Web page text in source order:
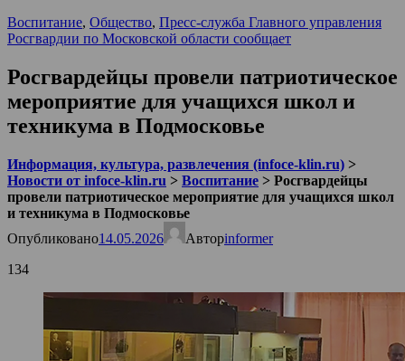
Воспитание, Общество, Пресс-служба Главного управления
Росгвардии по Московской области сообщает
Росгвардейцы провели патриотическое
мероприятие для учащихся школ и
техникума в Подмосковье
Информация, культура, развлечения (infoce-klin.ru) >
Новости от infoce-klin.ru > Воспитание > Росгвардейцы
провели патриотическое мероприятие для учащихся школ
и техникума в Подмосковье
Опубликовано14.05.2026 Авторinformer
134